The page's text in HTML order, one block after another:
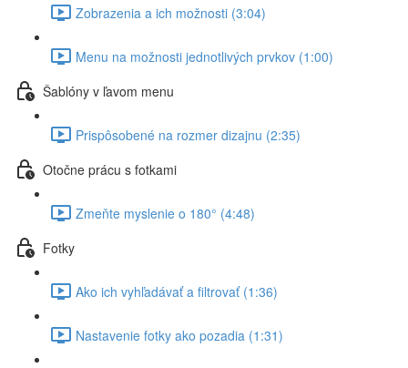
Zobrazenia a ich možnosti (3:04)
Menu na možnosti jednotlivých prvkov (1:00)
Šablóny v ľavom menu
Prispôsobené na rozmer dizajnu (2:35)
Otočne prácu s fotkami
Zmeňte myslenie o 180° (4:48)
Fotky
Ako ich vyhľadávať a filtrovať (1:36)
Nastavenie fotky ako pozadia (1:31)